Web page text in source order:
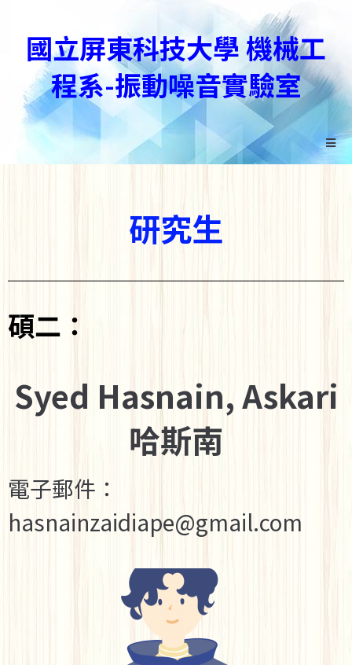
國立屏東科技大學 機械工
程系-振動噪音實驗室
研究生
碩二：
Syed Hasnain, Askari
哈斯南
電子郵件：
hasnainzaidiape@gmail.com